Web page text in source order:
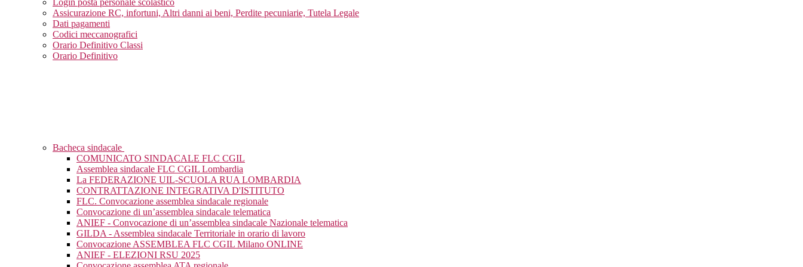
Login posta personale scolastico
Assicurazione RC, infortuni, Altri danni ai beni, Perdite pecuniarie, Tutela Legale
Dati pagamenti
Codici meccanografici
Orario Definitivo Classi
Orario Definitivo
Bacheca sindacale
COMUNICATO SINDACALE FLC CGIL
Assemblea sindacale FLC CGIL Lombardia
La FEDERAZIONE UIL-SCUOLA RUA LOMBARDIA
CONTRATTAZIONE INTEGRATIVA D'ISTITUTO
FLC. Convocazione assemblea sindacale regionale
Convocazione di un’assemblea sindacale telematica
ANIEF - Convocazione di un’assemblea sindacale Nazionale telematica
GILDA - Assemblea sindacale Territoriale in orario di lavoro
Convocazione ASSEMBLEA FLC CGIL Milano ONLINE
ANIEF - ELEZIONI RSU 2025